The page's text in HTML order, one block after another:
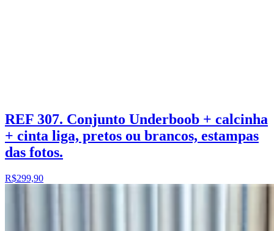
REF 307. Conjunto Underboob + calcinha
+ cinta liga, pretos ou brancos, estampas
das fotos.
R$299,90